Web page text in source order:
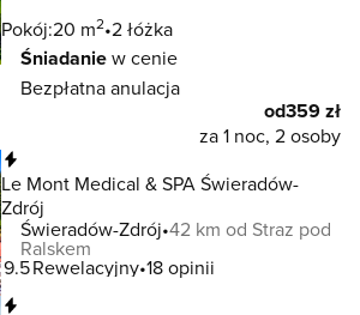
Pokój:20 m2 2 łóżka
Śniadaniew cenie
Bezpłatna anulacja
od359 zł
za 1 noc, 2 osoby
Le Mont Medical & SPA Świeradów-
Zdrój
Świeradów-Zdrój 42 km od Straz pod
Ralskem
9.5Rewelacyjny 18 opinii